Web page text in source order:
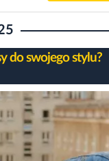
do swojego stylu?